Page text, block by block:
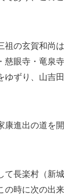
の玄賀和尚
眼寺・竜泉
ずり、山吉
進出の道を
長楽村（新
時に次の出